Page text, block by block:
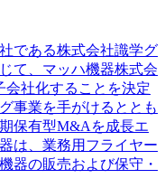
である株式会社識学グ
て、マッハ機器株式会
会社化することを決定
事業を手がけるととも
保有型M&Aを成長エ
は、業務用フライヤー
器の販売および保守・